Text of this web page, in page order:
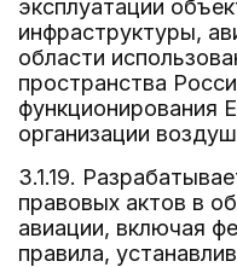
эксплуатации
инфраструктуры,
области
пространства
функционирования
организации
3.1.19.
правовых актов в
авиации, включая
правила,